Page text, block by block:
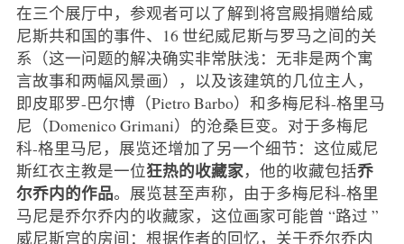
在三个展厅中，参观者可以了解到将宫殿捐赠给威
尼斯共和国的事件、16 世纪威尼斯与罗马之间的关
系（这一问题的解决确实非常肤浅：无非是两个寓
言故事和两幅风景画），以及该建筑的几位主人，
即皮耶罗-巴尔博（Pietro Barbo）和多梅尼科-格里马
尼（Domenico Grimani）的沧桑巨变。对于多梅尼
科-格里马尼，展览还增加了另一个细节：这位威尼
斯红衣主教是一位狂热的收藏家，他的收藏包括乔
尔乔内的作品。展览甚至声称，由于多梅尼科-格里
马尼是乔尔乔内的收藏家，这位画家可能曾 “路过 ”
威尼斯宫的房间：根据作者的回忆，关于乔尔乔内